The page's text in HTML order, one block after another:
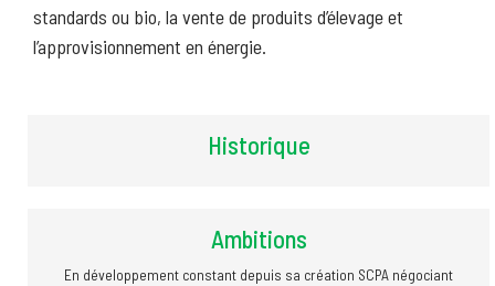
standards ou bio, la vente de produits d’élevage et
l’approvisionnement en énergie.
Historique
Ambitions
En développement constant depuis sa création SCPA négociant